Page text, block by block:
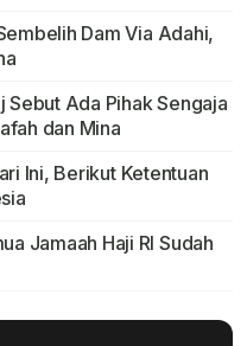
Dam Via Adahi,
Sebut Ada Pihak Sengaja
dan Mina
Ini, Berikut Ketentuan
Jamaah Haji RI Sudah